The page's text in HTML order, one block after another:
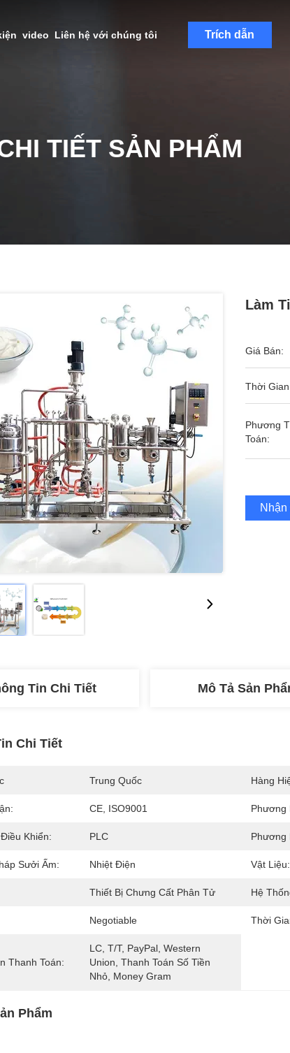
video Liên hệ với chúng tôi Trích dẫn
TIẾT SẢN PHẨM
Làm
Giá Bán:
Thời
Phương
Toán:
Nhận
Tin Chi Tiết Mô Tả Sản
Chi Tiết
Trung Quốc Hàng
CE, ISO9001 Phương
Khiển: PLC Phương
Sưởi Ấm: Nhiệt Điện Vật Liệu:
Thiết Bị Chưng Cất Phân Tử Hệ
Negotiable Thời
Thanh Toán:
LC, T/T, PayPal, Western
Union, Thanh Toán Số Tiền
Nhỏ, Money Gram
Phẩm